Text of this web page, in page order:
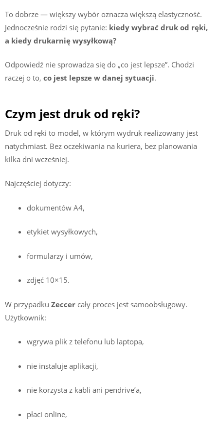
To dobrze — większy wybór oznacza większą elastyczność.
Jednocześnie rodzi się pytanie: kiedy wybrać druk od ręki,
a kiedy drukarnię wysyłkową?
Odpowiedź nie sprowadza się do „co jest lepsze”. Chodzi
raczej o to, co jest lepsze w danej sytuacji.
Czym jest druk od ręki?
Druk od ręki to model, w którym wydruk realizowany jest
natychmiast. Bez oczekiwania na kuriera, bez planowania
kilka dni wcześniej.
Najczęściej dotyczy:
dokumentów A4,
etykiet wysyłkowych,
formularzy i umów,
zdjęć 10×15.
W przypadku Zeccer cały proces jest samoobsługowy.
Użytkownik:
wgrywa plik z telefonu lub laptopa,
nie instaluje aplikacji,
nie korzysta z kabli ani pendrive’a,
płaci online,